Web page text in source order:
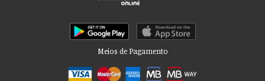
Meios de Pagamento